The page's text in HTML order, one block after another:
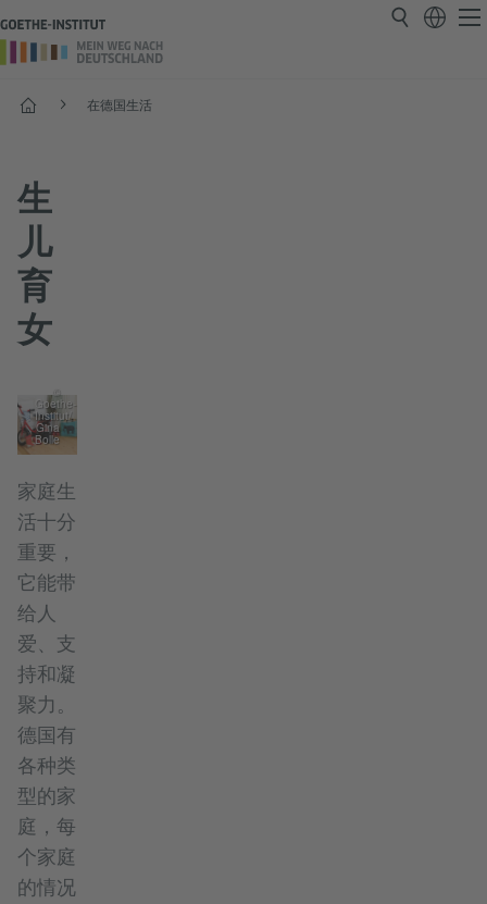
首页 在德国生活
生
儿
育
女
©
Goethe-
Institut/
Gina
Bolle
家庭生
活十分
重要，
它能带
给人
爱、支
持和凝
聚力。
德国有
各种类
型的家
庭，每
个家庭
的情况